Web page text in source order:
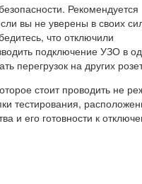
Рекомендуется
вы не уверены в своих
что отключили
подключение УЗО в
перегрузок на других
стоит проводить не
тестирования,
и его готовности к